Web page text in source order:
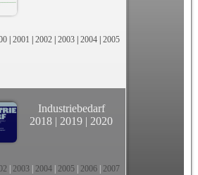
| 2001 | 2002 | 2003 | 2004 | 2005
Industriebedarf
2018 | 2019 | 2020
2003 2004 2005 2006 2007